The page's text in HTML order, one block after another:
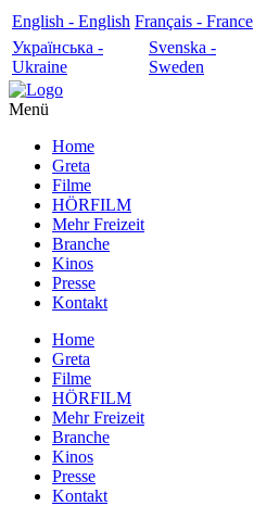
English - English Français - France
Українська -
Ukraine
Svenska -
Sweden
Menü
Home
Greta
Filme
HÖRFILM
Mehr Freizeit
Branche
Kinos
Presse
Kontakt
Home
Greta
Filme
HÖRFILM
Mehr Freizeit
Branche
Kinos
Presse
Kontakt